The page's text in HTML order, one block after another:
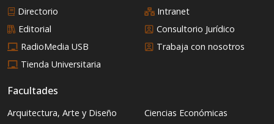
Directorio
Intranet
Editorial
Consultorio Jurídico
RadioMedia USB
Trabaja con nosotros
Tienda Universitaria
Facultades
Arquitectura, Arte y Diseño
Ciencias Económicas